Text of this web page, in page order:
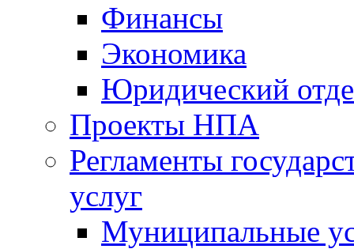
Финансы
Экономика
Юридический
Проекты НПА
Регламенты
услуг
Муниципальные